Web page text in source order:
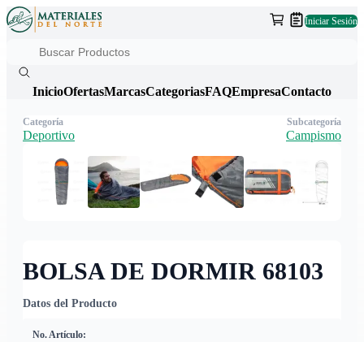
Iniciar Sesión
InicioOfertasMarcasCategoriasFAQEmpresaContacto
BOLSA DE DORMIR 68103
Datos del Producto
No. Artículo:
Categoría
Deportivo
Subcategoría
Campismo